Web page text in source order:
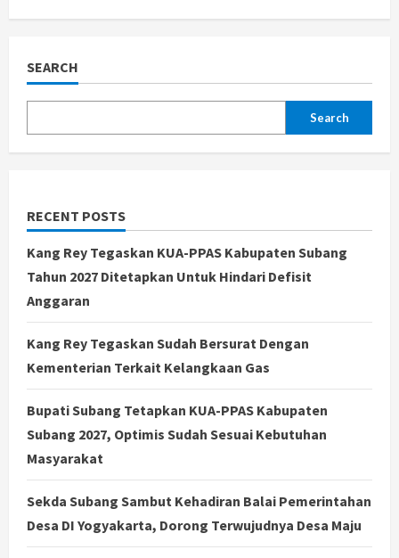
SEARCH
Search
RECENT POSTS
Kang Rey Tegaskan KUA-PPAS Kabupaten Subang
Tahun 2027 Ditetapkan Untuk Hindari Defisit
Anggaran
Kang Rey Tegaskan Sudah Bersurat Dengan
Kementerian Terkait Kelangkaan Gas
Bupati Subang Tetapkan KUA-PPAS Kabupaten
Subang 2027, Optimis Sudah Sesuai Kebutuhan
Masyarakat
Sekda Subang Sambut Kehadiran Balai Pemerintahan
Desa DI Yogyakarta, Dorong Terwujudnya Desa Maju